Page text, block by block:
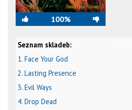
100%
Seznam skladeb:
1. Face Your God
2. Lasting Presence
3. Evil Ways
4. Drop Dead